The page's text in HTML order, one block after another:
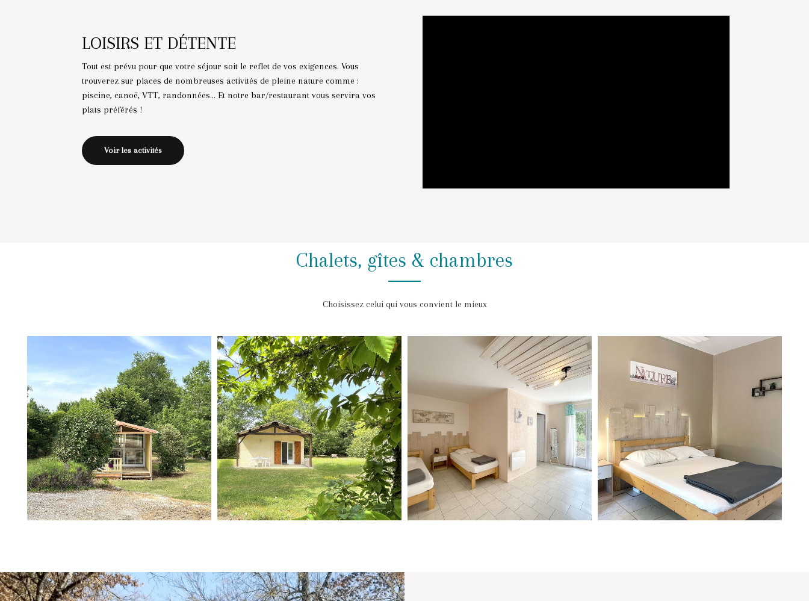
LOISIRS ET DÉTENTE
Tout est prévu pour que votre séjour soit le reflet de vos exigences. Vous
trouverez sur places de nombreuses activités de pleine nature comme :
piscine, canoë, VTT, randonnées… Et notre bar/restaurant vous servira vos
plats préférés !
Voir les activités
Chalets, gîtes & chambres
Choisissez celui qui vous convient le mieux